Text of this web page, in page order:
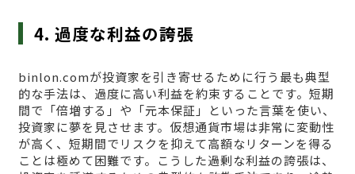
4. 過度な利益の誇張
binlon.comが投資家を引き寄せるために行う最も典型
的な手法は、過度に高い利益を約束することです。短期
間で「倍増する」や「元本保証」といった言葉を使い、
投資家に夢を見させます。仮想通貨市場は非常に変動性
が高く、短期間でリスクを抑えて高額なリターンを得る
ことは極めて困難です。こうした過剰な利益の誇張は、